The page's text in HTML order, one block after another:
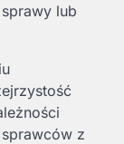
lub
z